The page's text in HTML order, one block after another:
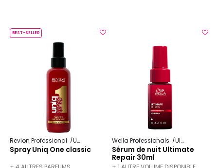
BEST-SELLER
Revlon Professional Uniq One
Spray Uniq One classic
Wella Professionals Ultimate Repair
Sérum de nuit Ultimate
Repair 30ml